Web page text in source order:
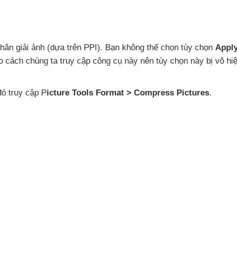
giải ảnh (dựa trên PPI). Bạn không thể chọn tùy chọn
cách chúng ta truy cập công cụ này nên tùy chọn này bị vô
truy cập Picture Tools Format > Compress Pictures.